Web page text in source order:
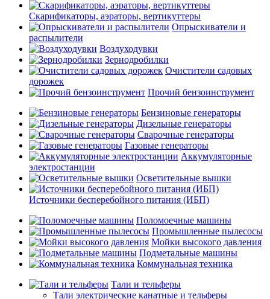
Скарификаторы, аэраторы, вертикуттеры
Опрыскиватели и
распылители
Воздуходувки
Зернодробилки
Очистители садовых
дорожек
Прочий бензоинструмент
Бензиновые генераторы
Дизельные генераторы
Сварочные генераторы
Газовые генераторы
Аккумуляторные
электростанции
Осветительные вышки
Источники бесперебойного питания (ИБП)
Поломоечные машины
Промышленные пылесосы
Мойки высокого давления
Подметальные машины
Коммунальная техника
Тали и тельферы
Тали электрические канатные и тельферы